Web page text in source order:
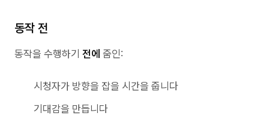
동작 전
동작을 수행하기 전에 줌인:
시청자가 방향을 잡을 시간을 줍니다
기대감을 만듭니다